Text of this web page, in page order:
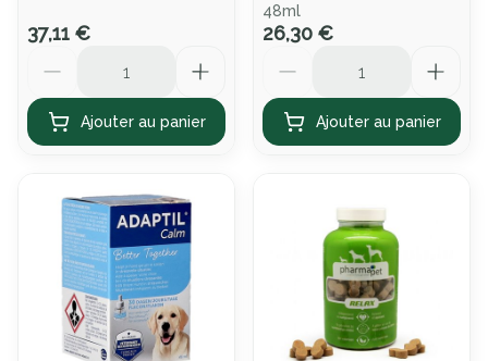
37,11 €
Ajouter au panier
48ml
26,30 €
Ajouter au panier